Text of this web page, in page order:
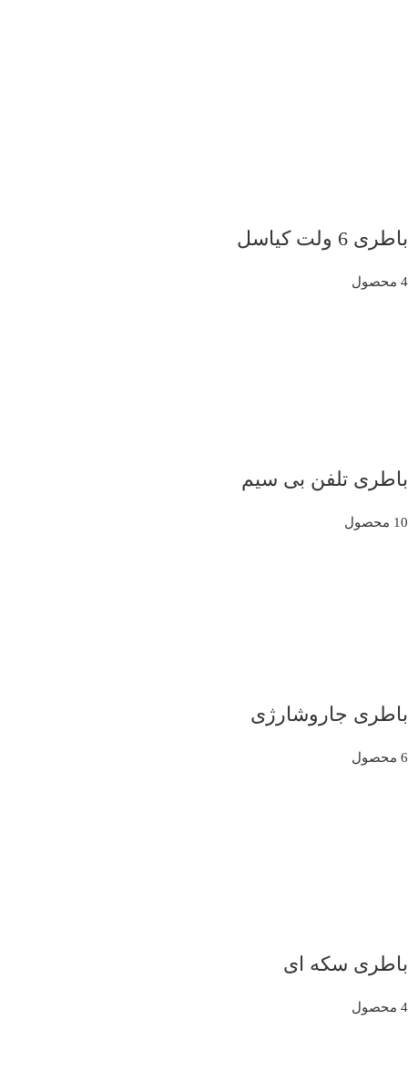
باطری 6 ولت کیاسل
4 محصول
باطری تلفن بی سیم
10 محصول
باطری جاروشارژی
6 محصول
باطری سکه ای
4 محصول